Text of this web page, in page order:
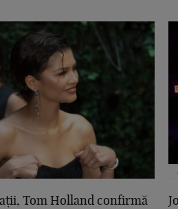
Tom Holland confirmă